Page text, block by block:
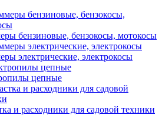
бензиновые, бензокосы, мотокосы
электрические, электрокосы
цепные
и расходники для садовой техники